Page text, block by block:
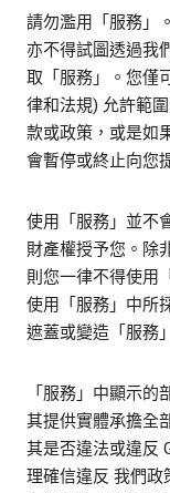
請勿濫用「服務」
亦不得試圖透過我
取「服務」。您僅
律和法規) 允許範
款或政策，或是如
會暫停或終止向您
使用「服務」並不
財產權授予您。除
則您一律不得使用
使用「服務」中所
遮蓋或變造「服務
「服務」中顯示
其提供實體承擔全
其是否違法或違反
理確信違反 我們政